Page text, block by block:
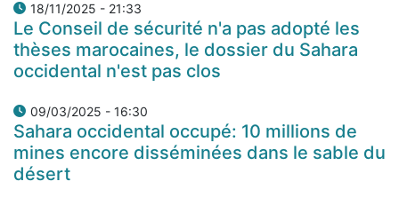
18/11/2025 - 21:33
Le Conseil de sécurité n'a pas adopté les
thèses marocaines, le dossier du Sahara
occidental n'est pas clos
09/03/2025 - 16:30
Sahara occidental occupé: 10 millions de
mines encore disséminées dans le sable du
désert